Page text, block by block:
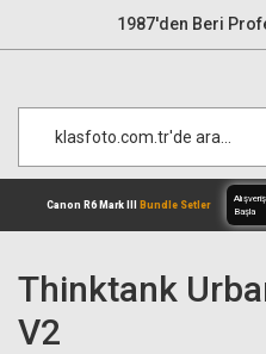
1987'den Beri
Thinktank
V2